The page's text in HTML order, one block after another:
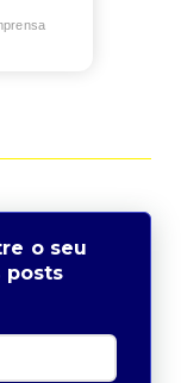
o seu
posts